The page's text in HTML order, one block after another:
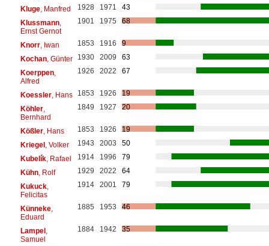
Kluge, Manfred 1928 1971
43
Klussmann,
Ernst Gernot
1901 1975 68
Knorr, Iwan 1853 1916
9
Kochan, Günter 1930 2009
63
Koerppen,
Alfred
1926 2022 67
Koessler, Hans 1853 1926
19
Köhler,
Bernhard
1849 1927 20
Kößler, Hans 1853 1926
19
Kriegel, Volker 1943 2003
50
Kubelík, Rafael 1914 1996
79
Kühn, Rolf 1929 2022
64
Kukuck,
Felicitas
1914 2001 79
Künneke,
Eduard
1885 1953 46
Lampel,
Samuel
1884 1942 35